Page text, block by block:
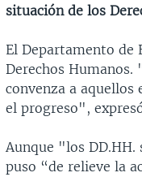
situación de los
El Departamento de
Derechos
convenza a
el progreso",
Aunque "los
puso “de relieve la